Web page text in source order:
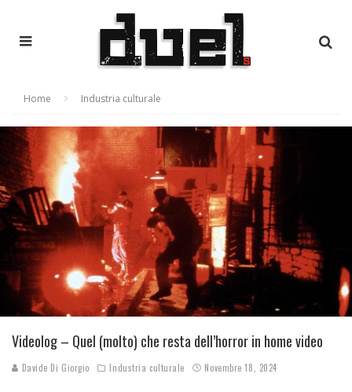
Home Industria culturale
Videolog – Quel (molto) che resta dell’horror in home video
Davide Di Giorgio Industria culturale Novembre 18, 2024